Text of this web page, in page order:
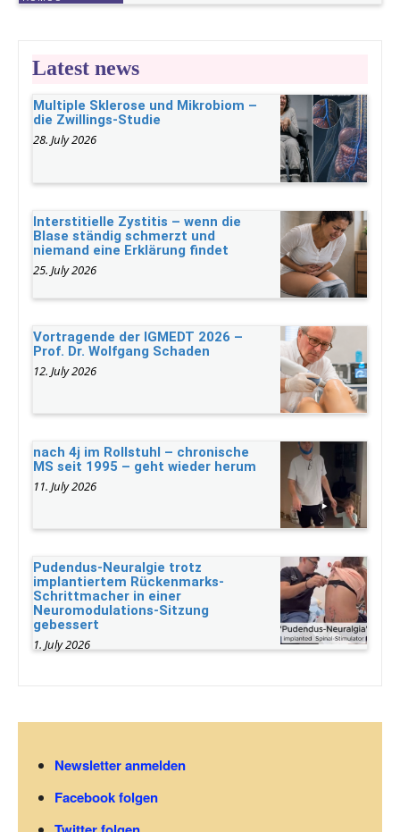
Latest news
Multiple Sklerose und Mikrobiom –
die Zwillings-Studie
28. July 2026
Interstitielle Zystitis – wenn die
Blase ständig schmerzt und
niemand eine Erklärung findet
25. July 2026
Vortragende der IGMEDT 2026 –
Prof. Dr. Wolfgang Schaden
12. July 2026
nach 4j im Rollstuhl – chronische
MS seit 1995 – geht wieder herum
11. July 2026
Pudendus-Neuralgie trotz
implantiertem Rückenmarks-
Schrittmacher in einer
Neuromodulations-Sitzung
gebessert
1. July 2026
Newsletter anmelden
Facebook folgen